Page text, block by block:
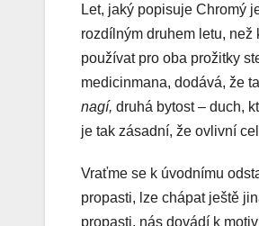
Let, jaký popisuje Chromý
rozdílným druhem letu,
používat pro oba prožitky
medicinmana, dodává, že
nagí, druhá bytost – duch,
je tak zásadní, že ovlivní
Vraťme se k úvodnímu
propasti, lze chápat ještě
propasti, nás dovádí k